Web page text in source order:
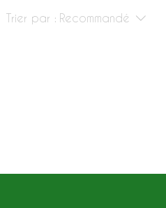
Trier par : Recommandé